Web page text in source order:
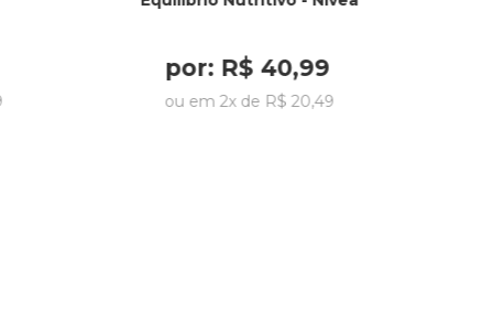
por: R$ 40,99
ou em2x de R$ 20,49